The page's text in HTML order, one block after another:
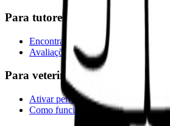
Para tutores
Encontrar veterinarios
Avaliações públicas
Para veterinários
Ativar perfil
Como funciona a validação do perfil